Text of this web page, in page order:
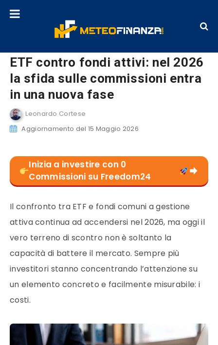
ETF contro fondi attivi: nel 2026
la sfida sulle commissioni entra
in una nuova fase
Leonardo Cortese
Aggiornamento del 15 Maggio 2026
Inizia a investire con 0
Commissioni su Freedom24
Il confronto tra ETF e fondi comuni a gestione
attiva continua ad accendersi nel 2026, ma oggi il
vero terreno di scontro non è soltanto la
capacità di battere il mercato. Sempre più
investitori stanno concentrando l’attenzione su
un elemento concreto e facilmente misurabile: i
costi.